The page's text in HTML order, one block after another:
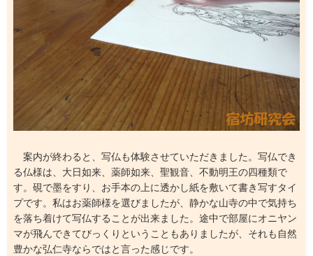
案内が終わると、写仏も体験させていただきました。写仏でき
る仏様は、大日如来、薬師如来、聖観音、不動明王の四種類で
す。硯で墨をすり、お手本の上に透かし紙を敷いて書き写すタイ
プです。私はお薬師様を選びましたが、静かな山寺の中で気持ち
を落ち着けて写仏することが出来ました。途中で部屋にオニヤン
マが飛んできてびっくりということもありましたが、それも自然
豊かな弘仁寺ならではと言った感じです。